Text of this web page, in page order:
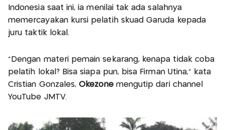
Indonesia saat ini, ia menilai tak ada salahnya
memercayakan kursi pelatih skuad Garuda kepada
juru taktik lokal.
“Dengan materi pemain sekarang, kenapa tidak coba
pelatih lokal? Bisa siapa pun, bisa Firman Utina,” kata
Cristian Gonzales, Okezonemengutip dari channel
YouTube JMTV.